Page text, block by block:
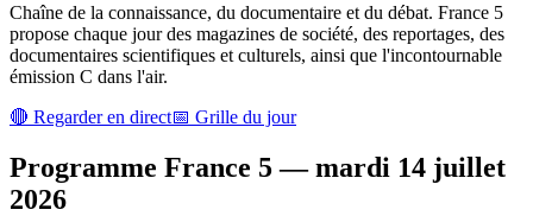
Chaîne de la connaissance, du documentaire et du débat. France 5
propose chaque jour des magazines de société, des reportages, des
documentaires scientifiques et culturels, ainsi que l'incontournable
émission C dans l'air.
🔴 Regarder en direct📅 Grille du jour
Programme France 5—mardi 14 juillet
2026